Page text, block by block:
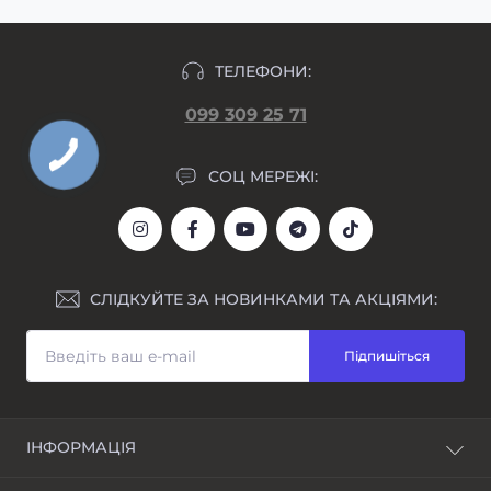
ТЕЛЕФОНИ:
099 309 25 71
СОЦ МЕРЕЖІ:
СЛІДКУЙТЕ ЗА НОВИНКАМИ ТА АКЦІЯМИ:
Підпишіться
ІНФОРМАЦІЯ